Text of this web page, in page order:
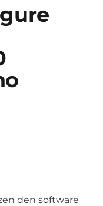
den software